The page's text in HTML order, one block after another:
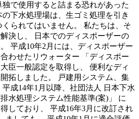
で使用すると詰まる恐れがあった
下水処理場は、生ゴミ処理を引き
られてはいません。 私たちは、そ
決し、 日本でのディスポーザーの
平成10年2月には、ディスポーザー
わせたリウォーター 「ディスポー
臣一般認定を取得し、 便利なディ
拓しました。 戸建用システム、集
成14年1月以降、社団法人 日本下水
水処理システム性能基準(案)」 に
しており、 平成16年3月に改訂され